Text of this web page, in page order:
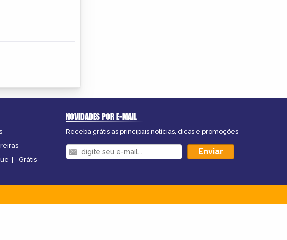
| Grátis
NOVIDADES POR E-MAIL
Receba grátis as principais notícias, dicas e promoções